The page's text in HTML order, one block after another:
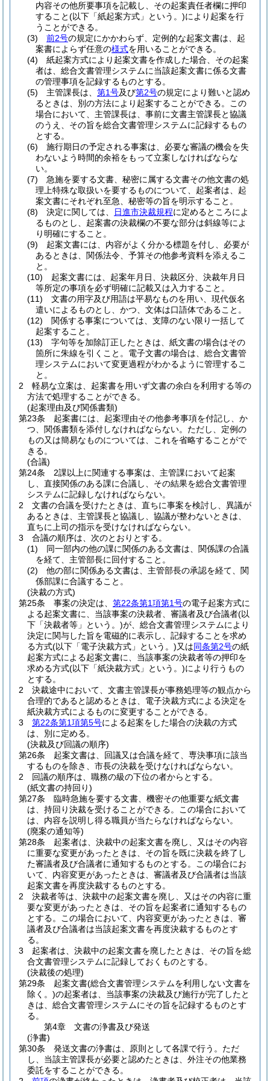
内容その他所要事項を記載し、その起案責任者欄に押印
すること(以下「紙起案方式」という。)により起案を行
うことができる。
(3)
前2号の規定にかかわらず、定例的な起案文書は、起
案書によらず任意の様式を用いることができる。
(4)
紙起案方式により起案文書を作成した場合、その起案
者は、総合文書管理システムに当該起案文書に係る文書
の管理事項を記録するものとする。
(5)
主管課長は、 第1号及び第2号の規定により難いと認め
るときは、別の方法により起案することができる。
この
場合において、主管課長は、事前に文書主管課長と協議
のうえ、その旨を総合文書管理システムに記録するもの
とする。
(6)
施行期日の予定される事案は、必要な審議の機会を失
わないよう時間的余裕をもって立案しなければならな
い。
(7)
急施を要する文書、秘密に属する文書その他文書の処
理上特殊な取扱いを要するものについて、起案者は、起
案文書にそれぞれ至急、秘密等の旨を明示すること。
(8)
決定に関しては、 日進市決裁規程に定めるところによ
るものとし、起案書の決裁欄の不要な部分は斜線等によ
り明確にすること。
(9)
起案文書には、内容がよく分かる標題を付し、必要が
あるときは、関係法令、予算その他参考資料を添えるこ
と。
(10)
起案文書には、起案年月日、決裁区分、決裁年月日
等所定の事項を必ず明確に記載又は入力すること。
(11)
文書の用字及び用語は平易なものを用い、現代仮名
遣いによるものとし、かつ、文体は口語体であること。
(12)
関係する事案については、支障のない限り一括して
起案すること。
(13)
字句等を加除訂正したときは、紙文書の場合はその
箇所に朱線を引くこと。 電子文書の場合は、総合文書管
理システムにおいて変更過程がわかるように管理するこ
と。
2
軽易な立案は、起案書を用いず文書の余白を利用する等の
方法で処理することができる。
(起案理由及び関係書類)
第23条
起案書には、起案理由その他参考事項を付記し、か
つ、関係書類を添付しなければならない。 ただし、定例の
もの又は簡易なものについては、これを省略することがで
きる。
(合議)
第24条
2課以上に関連する事案は、主管課において起案
し、直接関係のある課に合議し、その結果を総合文書管理
システムに記録しなければならない。
2
文書の合議を受けたときは、直ちに事案を検討し、異議が
あるときは、主管課長と協議し、協議が整わないときは、
直ちに上司の指示を受けなければならない。
3
合議の順序は、次のとおりとする。
(1)
同一部内の他の課に関係のある文書は、関係課の合議
を経て、主管部長に回付すること。
(2)
他の部に関係ある文書は、主管部長の承認を経て、関
係部課に合議すること。
(決裁の方式)
第25条
事案の決定は、 第22条第1項第1号の電子起案方式に
よる起案文書に、当該事案の決裁者、審議者及び合議者(以
下「決裁者等」という。)が、総合文書管理システムにより
決定に関与した旨を電磁的に表示し、記録することを求め
る方式(以下「電子決裁方式」という。)又は同条第2号の紙
起案方式による起案文書に、当該事案の決裁者等の押印を
求める方式(以下「紙決裁方式」という。)により行うもの
とする。
2
決裁途中において、文書主管課長が事務処理等の観点から
合理的であると認めるときは、電子決裁方式による決定を
紙決裁方式によるものに変更することができる。
3
第22条第1項第5号による起案をした場合の決裁の方式
は、別に定める。
(決裁及び回議の順序)
第26条
起案文書は、回議又は合議を経て、専決事項に該当
するものを除き、市長の決裁を受けなければならない。
2
回議の順序は、職務の級の下位の者からとする。
(紙文書の持回り)
第27条
臨時急施を要する文書、機密その他重要な紙文書
は、持回り決裁を受けることができる。
この場合において
は、内容を説明し得る職員が当たらなければならない。
(廃案の通知等)
第28条
起案者は、決裁中の起案文書を廃し、又はその内容
に重要な変更があったときは、その旨を既に決裁を終了し
た審議者及び合議者に通知するものとする。
この場合にお
いて、内容変更があったときは、審議者及び合議者は当該
起案文書を再度決裁するものとする。
2
決裁者等は、決裁中の起案文書を廃し、又はその内容に重
要な変更があったときは、その旨を起案者に通知するもの
とする。
この場合において、内容変更があったときは、審
議者及び合議者は当該起案文書を再度決裁するものとす
る。
3
起案者は、決裁中の起案文書を廃したときは、その旨を総
合文書管理システムに記録しておくものとする。
(決裁後の処理)
第29条
起案文書(総合文書管理システムを利用しない文書を
除く。)の起案者は、当該事案の決裁及び施行が完了したと
きは、総合文書管理システムにその旨を記録するものとす
る。
第4章
文書の浄書及び発送
(浄書)
第30条
発送文書の浄書は、原則として各課で行う。 ただ
し、当該主管課長が必要と認めたときは、外注その他業務
委託をすることができる。